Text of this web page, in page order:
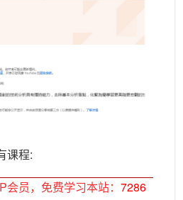
课程:
员，免费学习本站： 7286